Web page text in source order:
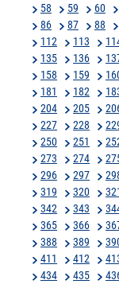
58
59 60
86
87 88
112
113
135
136
158
159
181
182
204
205
227
228
250
251
273
274
296
297
319
320
342
343
365
366
388
389
411
412
434
435